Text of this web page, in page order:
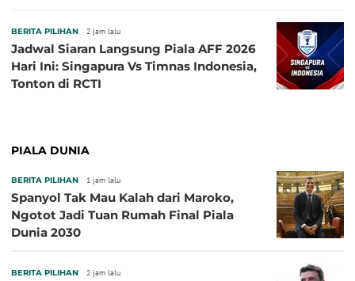
BERITA PILIHAN 2 jam lalu
Jadwal Siaran Langsung Piala AFF 2026
Hari Ini: Singapura Vs Timnas Indonesia,
Tonton di RCTI
PIALA DUNIA
BERITA PILIHAN 1 jam lalu
Spanyol Tak Mau Kalah dari Maroko,
Ngotot Jadi Tuan Rumah Final Piala
Dunia 2030
BERITA PILIHAN 2 jam lalu